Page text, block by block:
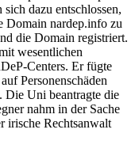
dazu entschlossen,
Domain nardep.info zu
die Domain registriert.
wesentlichen
Centers. Er fügte
Personenschäden
Die Uni beantragte die
nahm in der Sache
irische Rechtsanwalt